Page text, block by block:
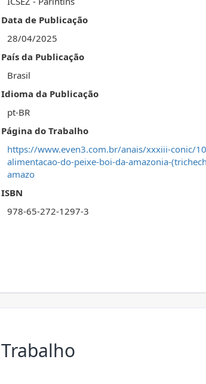
Data de Publicação
28/04/2025
País da Publicação
Brasil
Idioma da Publicação
pt-BR
Página do Trabalho
https://www.even3.com.br/anais/xxxiii-conic/
alimentacao-do-peixe-boi-da-amazonia-
amazo
ISBN
978-65-272-1297-3
Trabalho